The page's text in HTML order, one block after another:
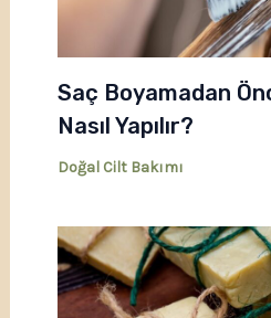
Saç Boyamadan
Nasıl Yapılır?
Doğal Cilt Bakımı